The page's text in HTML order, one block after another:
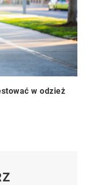
w odzież